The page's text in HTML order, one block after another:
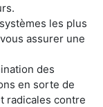
les plus
assurer une
des
en sorte de
radicales contre